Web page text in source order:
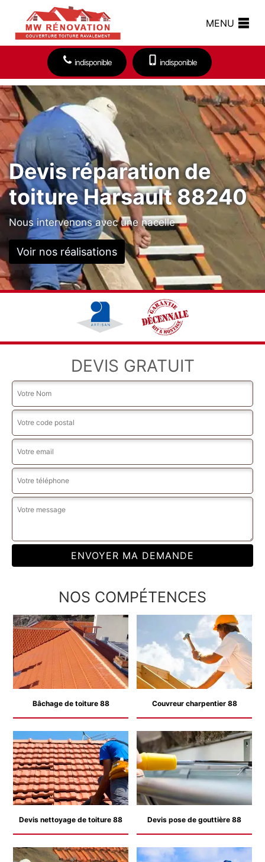
MENU
indisponible indisponible
Devis réparation de
toiture Harsault 88240
Nous intervenons avec une nacelle
Voir nos réalisations
DEVIS GRATUIT
NOS COMPÉTENCES
Bâchage de toiture 88 Couvreur charpentier 88
Devis nettoyage de toiture 88 Devis pose de gouttière 88